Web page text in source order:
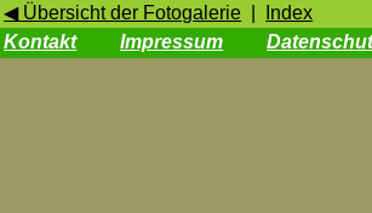
◀ Übersicht der Fotogalerie
Index
Kontakt
Impressum